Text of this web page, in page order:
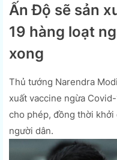
Ấn Độ sẽ sản
19 hàng loạt
xong
Thủ tướng Narendra
xuất vaccine ngừa
cho phép, đồng thời khởi
người dân.